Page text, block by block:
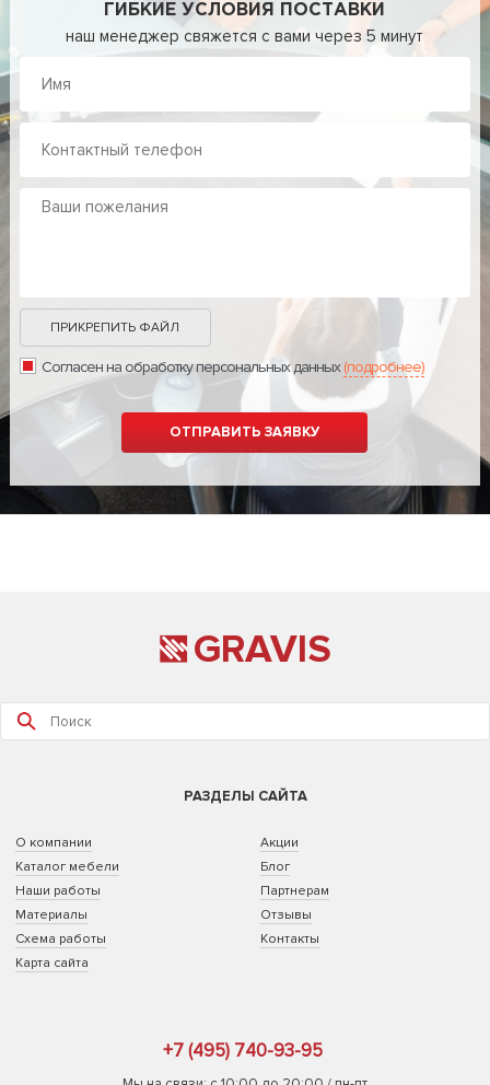
ГИБКИЕ УСЛОВИЯ ПОСТАВКИ
наш менеджер свяжется с вами через 5 минут
ПРИКРЕПИТЬ ФАЙЛ
Согласен на обработку персональных данных(подробнее)
GRAVIS
РАЗДЕЛЫ САЙТА
О компании
Каталог мебели
Наши работы
Материалы
Схема работы
Карта сайта
Акции
Блог
Партнерам
Отзывы
Контакты
+7 (495) 740-93-95